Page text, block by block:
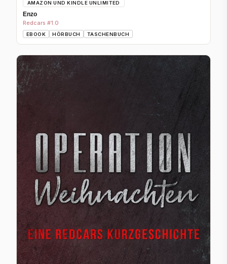
AMAZON UND KINDLE UNLIMITED
Enzo
Redcars #1.0
EBOOK HÖRBUCH TASCHENBUCH